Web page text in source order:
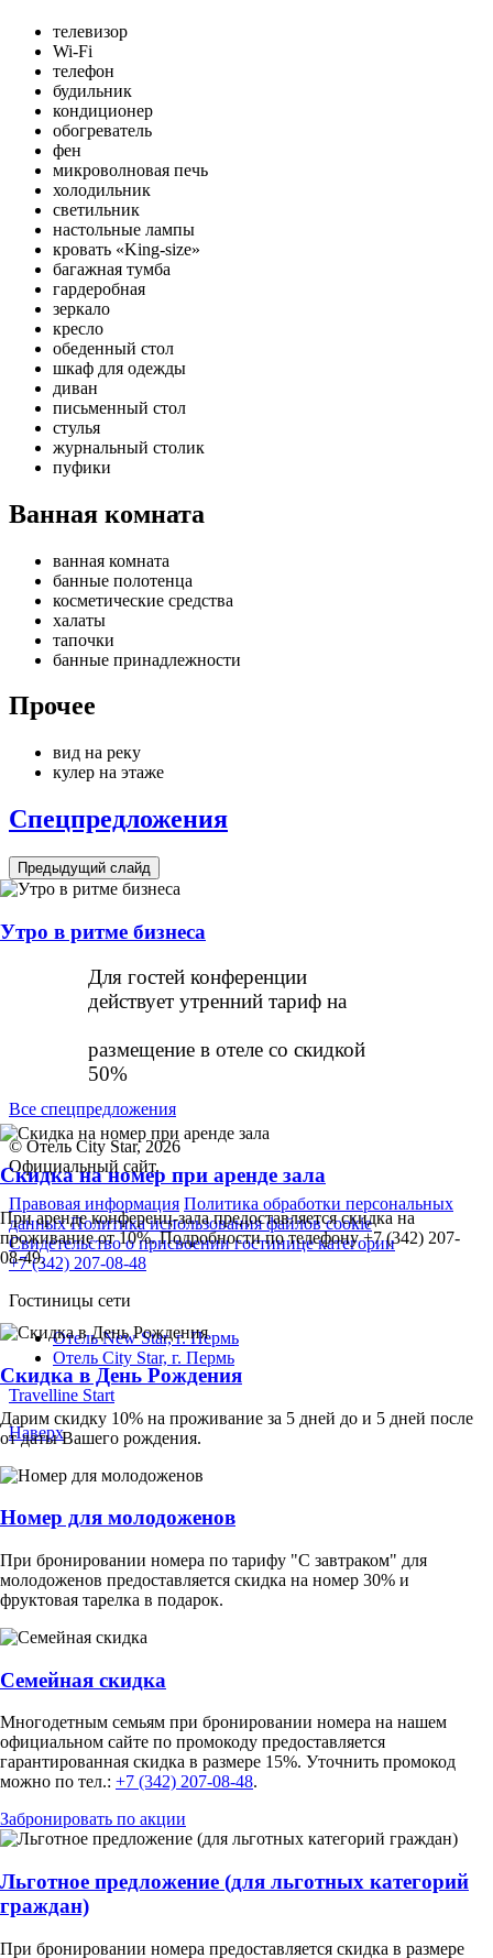
телевизор
Wi-Fi
телефон
будильник
кондиционер
обогреватель
фен
микроволновая печь
холодильник
светильник
настольные лампы
кровать «King-size»
багажная тумба
гардеробная
зеркало
кресло
обеденный стол
шкаф для одежды
диван
письменный стол
стулья
журнальный столик
пуфики
Ванная комната
ванная комната
банные полотенца
косметические средства
халаты
тапочки
банные принадлежности
Прочее
вид на реку
кулер на этаже
Спецпредложения
Предыдущий слайд
Утро в ритме бизнеса
Для гостей конференции
действует утренний тариф на
размещение в отеле со скидкой
50%
Скидка на номер при аренде зала
При аренде конференц-зала предоставляется скидка на
проживание от 10%. Подробности по телефону +7 (342) 207-
08-49.
Скидка в День Рождения
Дарим скидку 10% на проживание за 5 дней до и 5 дней после
от даты Вашего рождения.
Номер для молодоженов
При бронировании номера по тарифу "С завтраком" для
молодоженов предоставляется скидка на номер 30% и
фруктовая тарелка в подарок.
Семейная скидка
Многодетным семьям при бронировании номера на нашем
официальном сайте по промокоду предоставляется
гарантированная скидка в размере 15%. Уточнить промокод
можно по тел.: +7 (342) 207-08-48.
Забронировать по акции
Льготное предложение (для льготных категорий
граждан)
При бронировании номера предоставляется скидка в размере
Все спецпредложения
© Отель City Star, 2026
Официальный сайт.
Правовая информация Политика обработки персональных
данныхПолитика использования файлов cookie
Свидетельство о присвоении гостинице категории
+7 (342) 207-08-48
Гостиницы сети
Отель New Star,г. Пермь
Отель City Star, г. Пермь
Travelline Start
Наверх